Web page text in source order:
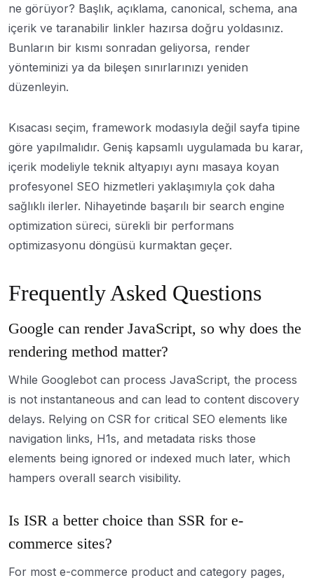
ne görüyor? Başlık, açıklama, canonical, schema, ana
içerik ve taranabilir linkler hazırsa doğru yoldasınız.
Bunların bir kısmı sonradan geliyorsa, render
yönteminizi ya da bileşen sınırlarınızı yeniden
düzenleyin.
Kısacası seçim, framework modasıyla değil sayfa tipine
göre yapılmalıdır. Geniş kapsamlı uygulamada bu karar,
içerik modeliyle teknik altyapıyı aynı masaya koyan
profesyonel SEO hizmetleri yaklaşımıyla çok daha
sağlıklı ilerler. Nihayetinde başarılı bir search engine
optimization süreci, sürekli bir performans
optimizasyonu döngüsü kurmaktan geçer.
Frequently Asked Questions
Google can render JavaScript, so why does the
rendering method matter?
While Googlebot can process JavaScript, the process
is not instantaneous and can lead to content discovery
delays. Relying on CSR for critical SEO elements like
navigation links, H1s, and metadata risks those
elements being ignored or indexed much later, which
hampers overall search visibility.
Is ISR a better choice than SSR for e-
commerce sites?
For most e-commerce product and category pages,